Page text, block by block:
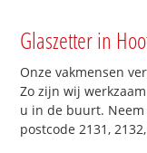
Glaszetter in
Onze vakmensen
Zo zijn wij
u in de buurt.
postcode 2131,